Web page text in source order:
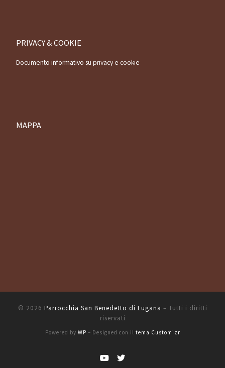
PRIVACY & COOKIE
Documento informativo su privacy e cookie
MAPPA
© 2026 Parrocchia San Benedetto di Lugana – Tutti i diritti
riservati
Powered by WP – Designed con il tema Customizr